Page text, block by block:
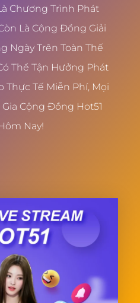
Chương Trình Phát
Là Cộng Đồng Giải
Ngày Trên Toàn Thế
Thể Tận Hưởng Phát
Thực Tế Miễn Phí, Mọi
Cộng Đồng Hot51
Nay!